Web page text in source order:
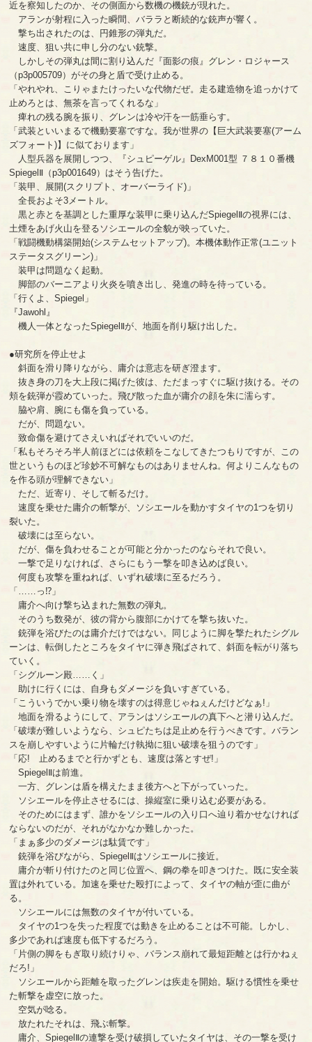
近を察知したのか、その側面から数機の機銃が現れた。
アランが射程に入った瞬間、バララと断続的な銃声が響く。
撃ち出されたのは、円錐形の弾丸だ。
速度、狙い共に申し分のない銃撃。
しかしその弾丸は間に割り込んだ『面影の痕』グレン・ロジャース
（p3p005709）がその身と盾で受け止める。
「やれやれ、こりゃまたけったいな代物だぜ。走る建造物を追っかけて
止めろとは、無茶を言ってくれるな」
痺れの残る腕を振り、グレンは冷や汗を一筋垂らす。
「武装といいまるで機動要塞ですな。我が世界の【巨大武装要塞(アーム
ズフォート)】に似ております」
人型兵器を展開しつつ、『シュピーゲル』DexM001型 ７８１０番機
SpiegelⅡ（p3p001649）はそう告げた。
「装甲、展開(スクリプト、オーバーライド)」
全長およそ3メートル。
黒と赤とを基調とした重厚な装甲に乗り込んだSpiegelⅡの視界には、
土煙をあげ火山を登るソシエールの全貌が映っていた。
「戦闘機動構築開始(システムセットアップ)。本機体動作正常(ユニット
ステータスグリーン)」
装甲は問題なく起動。
脚部のバーニアより火炎を噴き出し、発進の時を待っている。
「行くよ、Spiegel」
『Jawohl』
機人一体となったSpiegelⅡが、地面を削り駆け出した。
●研究所を停止せよ
斜面を滑り降りながら、庸介は意志を研ぎ澄ます。
抜き身の刀を大上段に掲げた彼は、ただまっすぐに駆け抜ける。その
頬を銃弾が霞めていった。飛び散った血が庸介の顔を朱に濡らす。
脇や肩、腕にも傷を負っている。
だが、問題ない。
致命傷を避けてさえいればそれでいいのだ。
「私もそろそろ半人前ほどには依頼をこなしてきたつもりですが、この
世というものほど珍妙不可解なものはありませんね。何よりこんなもの
を作る頭が理解できない」
ただ、近寄り、そして斬るだけ。
速度を乗せた庸介の斬撃が、ソシエールを動かすタイヤの1つを切り
裂いた。
破壊には至らない。
だが、傷を負わせることが可能と分かったのならそれで良い。
一撃で足りなければ、さらにもう一撃を叩き込めば良い。
何度も攻撃を重ねれば、いずれ破壊に至るだろう。
「……っ⁉」
庸介へ向け撃ち込まれた無数の弾丸。
そのうち数発が、彼の背から腹部にかけてを撃ち抜いた。
銃弾を浴びたのは庸介だけではない。同じように脚を撃たれたシグル
ーンは、転倒したところをタイヤに弾き飛ばされて、斜面を転がり落ち
ていく。
「シグルーン殿……く」
助けに行くには、自身もダメージを負いすぎている。
「こういうでかい乗り物を壊すのは得意じゃねぇんだけどなぁ!」
地面を滑るようにして、アランはソシエールの真下へと潜り込んだ。
「破壊が難しいようなら、シュピたちは足止めを行うべきです。バラン
スを崩しやすいように片輪だけ執拗に狙い破壊を狙うのです」
「応! 止めるまでと行かずとも、速度は落とすぜ!」
SpiegelⅡは前進。
一方、グレンは盾を構えたまま後方へと下がっていった。
ソシエールを停止させるには、操縦室に乗り込む必要がある。
そのためにはまず、誰かをソシエールの入り口へ辿り着かせなければ
ならないのだが、それがなかなか難しかった。
「まぁ多少のダメージは駄賃です」
銃弾を浴びながら、SpiegelⅡはソシエールに接近。
庸介が斬り付けたのと同じ位置へ、鋼の拳を叩きつけた。既に安全装
置は外れている。加速を乗せた殴打によって、タイヤの軸が歪に曲が
る。
ソシエールには無数のタイヤが付いている。
タイヤの1つを失った程度では動きを止めることは不可能。しかし、
多少であれば速度も低下するだろう。
「片側の脚をもぎ取り続けりゃ、バランス崩れて最短距離とは行かねぇ
だろ!」
ソシエールから距離を取ったグレンは疾走を開始。駆ける慣性を乗せ
た斬撃を虚空に放った。
空気が唸る。
放たれたそれは、飛ぶ斬撃。
庸介、SpiegelⅡの連撃を受け破損していたタイヤは、その一撃を受け